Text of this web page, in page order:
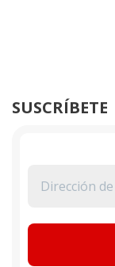
SUSCRÍBETE